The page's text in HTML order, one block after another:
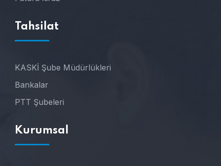
Tahsilat
KASKİ Şube Müdürlükleri
Bankalar
PTT Şubeleri
Kurumsal